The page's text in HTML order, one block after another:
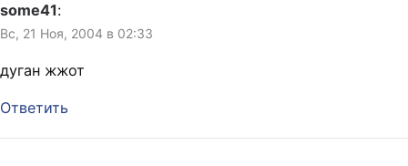
some41:
Вс, 21 Ноя, 2004 в 02:33
дуган жжот
Ответить